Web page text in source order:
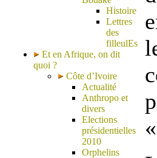
Histoire
Lettres
des
filleulEs
Et en Afrique, on dit
quoi ?
Côte d’Ivoire
Actualité
Anthropo et
divers
Elections
présidentielles
2010
Orphelins